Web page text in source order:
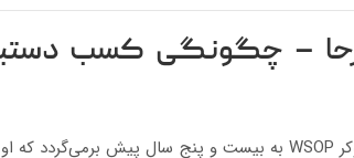
– چگونگی کسب